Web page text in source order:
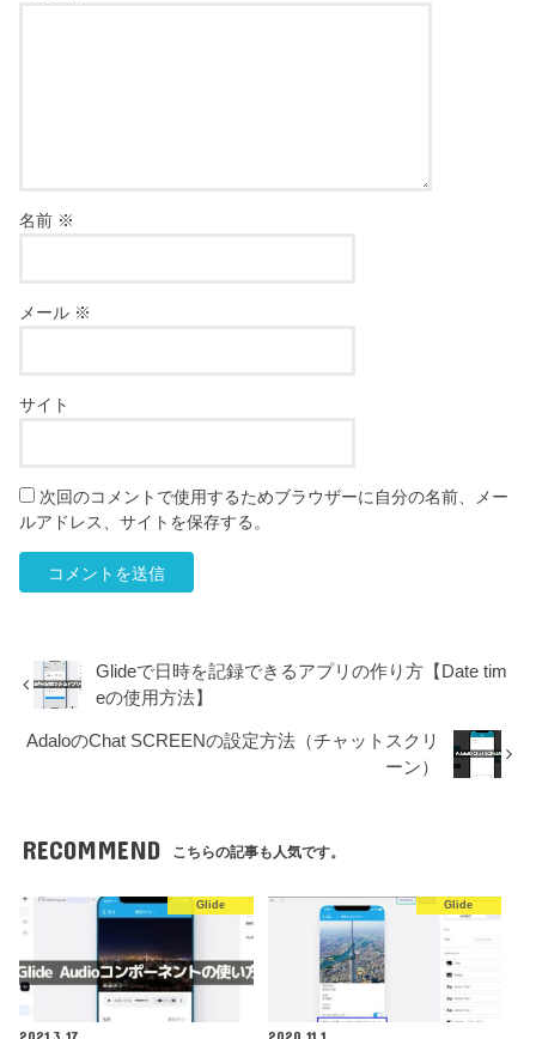
名前 ※
メール ※
サイト
次回のコメントで使用するためブラウザーに自分の名前、メー
ルアドレス、サイトを保存する。
Glideで日時を記録できるアプリの作り方【Date tim
eの使用方法】
AdaloのChat SCREENの設定方法（チャットスクリ
ーン）
RECOMMEND こちらの記事も人気です。
Glide
2021.3.17
Glide
2020.11.1